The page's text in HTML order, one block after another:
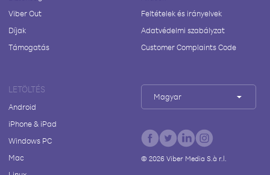
Viber Out
Díjak
Támogatás
Feltételek és irányelvek
Adatvédelmi szabályzat
Customer Complaints Code
LETÖLTÉS
Android
iPhone & iPad
Windows PC
Mac
Magyar
© 2026Viber Media S.à r.l.